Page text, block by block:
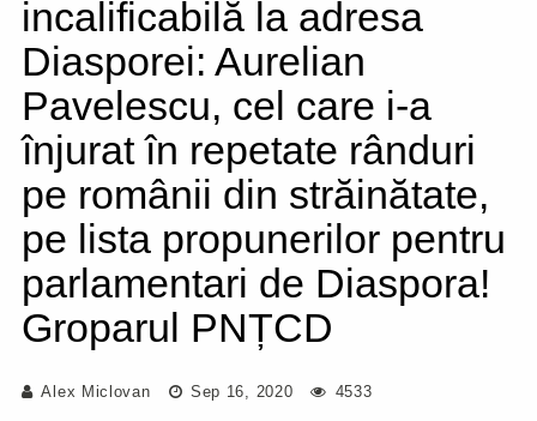
incalificabilă la adresa
Diasporei: Aurelian
Pavelescu, cel care i-a
înjurat în repetate rânduri
pe românii din străinătate,
pe lista propunerilor pentru
parlamentari de Diaspora!
Groparul PNȚCD
Alex Miclovan Sep 16, 2020 4533